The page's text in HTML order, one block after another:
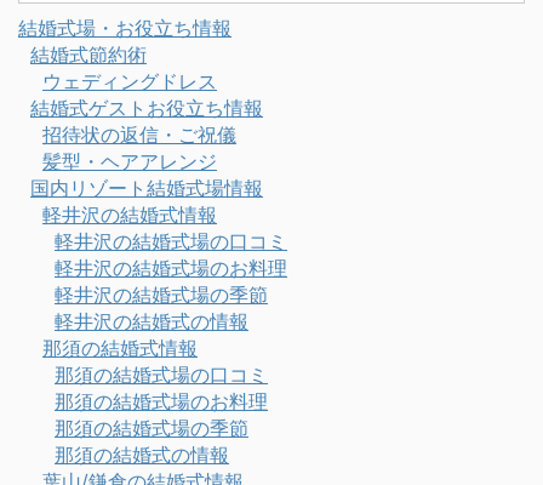
結婚式場・お役立ち情報
結婚式節約術
ウェディングドレス
結婚式ゲストお役立ち情報
招待状の返信・ご祝儀
髪型・ヘアアレンジ
国内リゾート結婚式場情報
軽井沢の結婚式情報
軽井沢の結婚式場の口コミ
軽井沢の結婚式場のお料理
軽井沢の結婚式場の季節
軽井沢の結婚式の情報
那須の結婚式情報
那須の結婚式場の口コミ
那須の結婚式場のお料理
那須の結婚式場の季節
那須の結婚式の情報